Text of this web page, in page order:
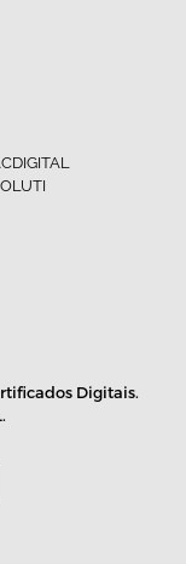
Digitais.